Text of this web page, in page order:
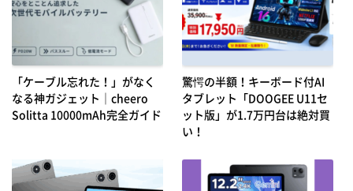
「ケーブル忘れた！」がなく
なる神ガジェット｜cheero
Solitta 10000mAh完全ガイド
驚愕の半額！キーボード付AI
タブレット「DOOGEE U11セ
ット版」が1.7万円台は絶対買
い！